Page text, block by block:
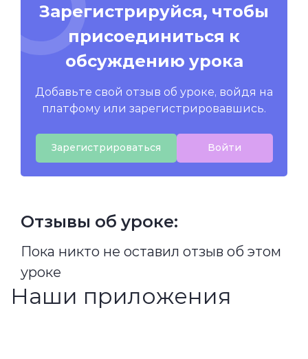
Зарегистрируйся, чтобы
присоединиться к
обсуждению урока
Добавьте свой отзыв об уроке, войдя на
платфому или зарегистрировавшись.
Зарегистрироваться Войти
Отзывы об уроке:
Пока никто не оставил отзыв об этом
уроке
Наши приложения